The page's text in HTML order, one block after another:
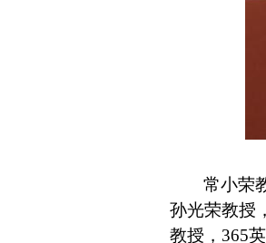
常小荣
孙光荣教授
教授，365